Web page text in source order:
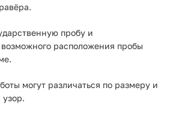
пробу и
расположения пробы
могут различаться по размеру и
узор.